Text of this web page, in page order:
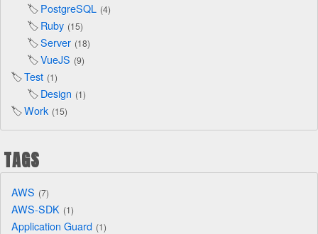
PostgreSQL 4
Ruby 15
Server 18
VueJS 9
Test 1
Design 1
Work 15
TAGS
AWS 7
AWS-SDK 1
Application Guard 1